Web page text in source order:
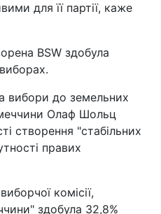
для її партії, каже
BSW здобула
вибори до земельних
Олаф Шольц
створення "стабільних
правих
комісії,
здобула 32,8%